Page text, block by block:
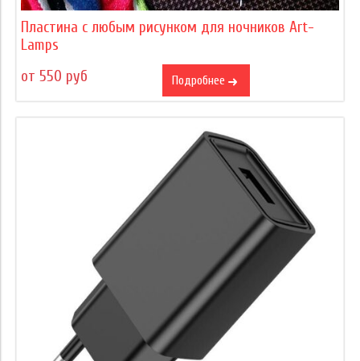
Пластина с любым рисунком для ночников Art-
Lamps
от 550 руб
Подробнее